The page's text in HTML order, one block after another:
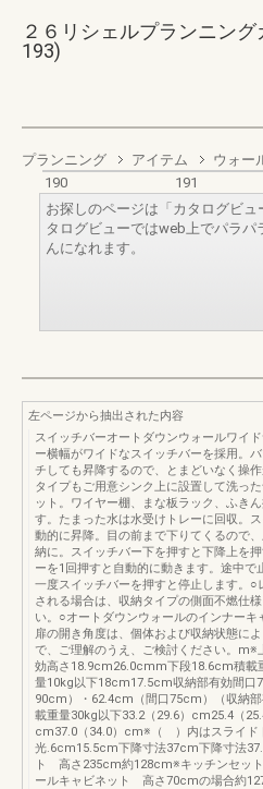
２６リシェルプランニン
193)
プランニング アイテム
ウォー
190
191
お探しのページは「カタログビ
タログビューではweb上でパラパ
んになれます。
左ページから抽出された内容
スイッチバーオートダウンウォールワイ
ー横幅がワイドなスイッチバーを採用。
チしても昇降するので、とまどいなく操
タイプもご用意シンク上に設置して洗っ
ット。ワイヤー棚、まな板ラック、ふき
す。たまった水は水受けトレーに回収。
動的に昇降。目の前まで下りてくるので
納に。スイッチバー下を押すと下降上を
ーを1回押すと自動的に動きます。途中で
一度スイッチバーを押すと停止します。○
される場合は、収納タイプの側面不燃仕
い。○オートダウンウォールのインナーキ
扉の開き角度は、個体および収納状態に
で、ご理解のうえ、ご検討ください。
効高さ18.9cm26.0cmm下段18.6cm積載
量10kg以下18cm17.5cm収納部有効間口
90cm）・62.4cm（間口75cm）（収納
載重量30kg以下33.2（29.6）cm25.4（
cm37.0（34.0）cm※（ ）内はスライド
光.6cm15.5cm下降寸法37cm下降寸法
ト 高さ235cm約128cm※キッチンセッ
ールキャビネット 高さ70cmの場合約